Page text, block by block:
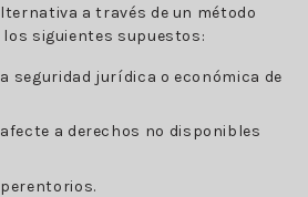
a través de un método
siguientes supuestos:
seguridad jurídica o económica de
a derechos no disponibles